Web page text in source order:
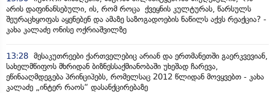
არის დაფინანსებული, ის, რომ როცა ქვეყნის კულტურას, წარსულს
შეურაცხყოფას აყენებენ და ამაზე საზოგადოების ნაწილს აქვს რეაქცია? -
კახა კალაძე ონისე ოქრიაშვილზე
13:28 მესაკუთრეები ქართველებიც არიან და ერთმანეთში გაერკვევიან,
სახელმწიფოს მხრიდან ბიზნესსაქმიანობაში უხეშად ჩარევა,
ეწინააღმდეგება პრინციპებს, რომელსაც 2012 წლიდან მოვყვებთ - კახა
კალაძე „ინტერ რაოს“ დასანქცირებაზე